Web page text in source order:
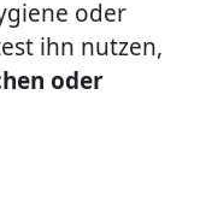
oder
ihn nutzen,
oder